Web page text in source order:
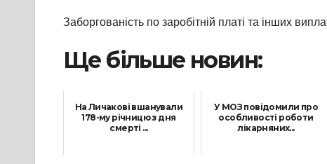
Заборгованість по заробітній платі та інших
Ще більше новин:
На Личакові вшанували
178-му річницю з дня
смерті ...
У МОЗ повідомили про
особливості роботи
лікарняних...